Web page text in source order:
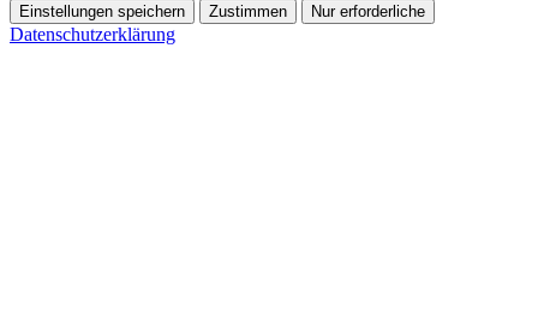
Einstellungen speichern Zustimmen Nur erforderliche
Datenschutzerklärung